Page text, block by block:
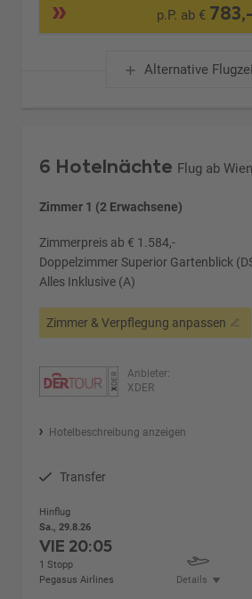
p.P. ab €
Alternative
6 Hotelnächte Flug ab
Zimmer 1 (2 Erwachsene)
Zimmerpreis ab € 1.584,-
Doppelzimmer Superior Gartenblick
Alles Inklusive (A)
Zimmer & Verpflegung anpassen
Anbieter:
XDER
Hotelbeschreibung anzeigen
Transfer
Hinflug
Sa., 29.8.26
VIE 20:05
1 Stopp
Pegasus Airlines
Details